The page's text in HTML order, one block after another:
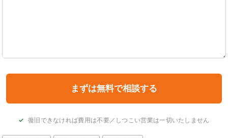
復旧できなければ費用は不要／しつこい営業は一切いたしません